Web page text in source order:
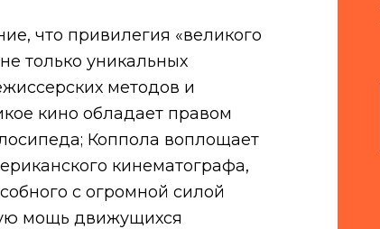
что привилегия «великого
только уникальных
методов и
кино обладает правом
Коппола воплощает
кинематографа,
с огромной силой
мощь движущихся